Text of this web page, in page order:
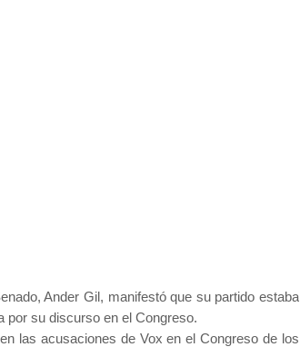
Ander Gil, manifestó que su partido estaba
por su discurso en el Congreso.
las acusaciones de Vox en el Congreso de los